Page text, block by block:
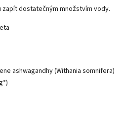
zapít dostatečným množstvím vody.
ashwagandhy (Withania somnifera)